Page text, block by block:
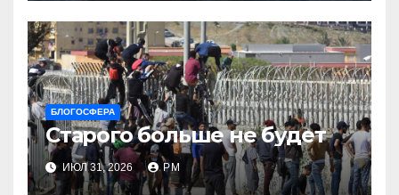
БЛОГОСФЕРА
Старого больше не будет
ИЮЛ 31, 2026 РМ